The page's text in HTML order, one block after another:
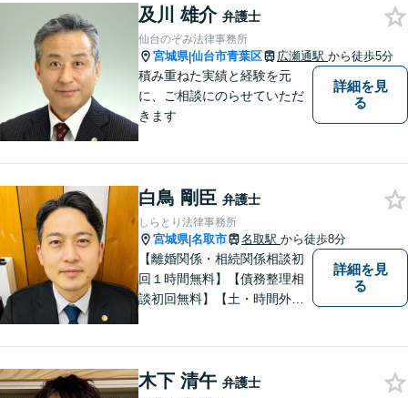
続／刑事事件など幅広く対
応。悩みを抱えた方が気軽に
相談できるように、親しみや
すい雰囲気作りを心掛けてお
ります。
及川 雄介 弁護士
仙台のぞみ法律事務所
宮城県|仙台市青葉区 広瀬通駅 から徒歩5分
積み重ねた実績と経験を元
に、ご相談にのらせていただ
きます
詳細を見
る
白鳥 剛臣 弁護士
しらとり法律事務所
宮城県|名取市 名取駅 から徒歩8分
【離婚関係・相続関係相談初
回１時間無料】【債務整理相
談初回無料】【土・時間外応
か？
詳細を見
る
木下 清午 弁護士